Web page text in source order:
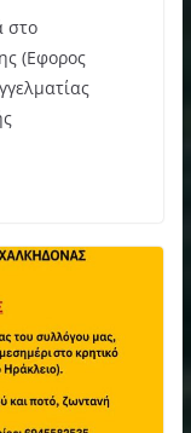
στο
(Εφορος